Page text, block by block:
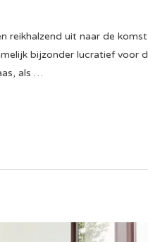
reikhalzend uit naar de
bijzonder lucratief
als …